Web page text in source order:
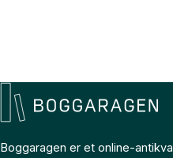
Boggaragen er et online-